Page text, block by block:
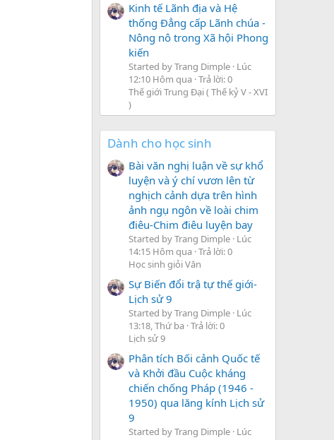
Kinh tế Lãnh địa và Hệ
thống Đẳng cấp Lãnh chúa -
Nông nô trong Xã hội Phong
kiến
Started by Trang Dimple Lúc
12:10 Hôm qua Trả lời: 0
Thế giới Trung Đại ( Thế kỷ V - XVI
)
Dành cho học sinh
Bài văn nghị luận về sự khổ
luyện và ý chí vươn lên từ
nghịch cảnh dựa trên hình
ảnh ngụ ngôn về loài chim
điêu-Chim điêu luyện bay
Started by Trang Dimple Lúc
14:15 Hôm qua Trả lời: 0
Học sinh giỏi Văn
Sự Biến đổi trậ tự thế giới-
Lịch sử 9
Started by Trang Dimple Lúc
13:18, Thứ ba Trả lời: 0
Lịch sử 9
Phân tích Bối cảnh Quốc tế
và Khởi đầu Cuộc kháng
chiến chống Pháp (1946 -
1950) qua lăng kính Lịch sử
9
Started by Trang Dimple Lúc